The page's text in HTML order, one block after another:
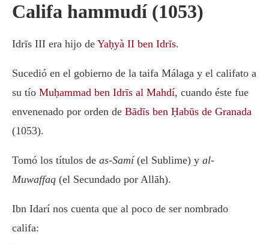
Califa hammudí (1053)
Idrīs III era hijo de Yaḥyà II ben Idrīs.
Sucedió en el gobierno de la taifa Málaga y el califato a
su tío Muḥammad ben Idrīs al Mahdí, cuando éste fue
envenenado por orden de Bādīs ben Ḥabūs de Granada
(1053).
Tomó los títulos de as-Samí(el Sublime) y al-
Muwaffaq (el Secundado por Allāh).
Ibn Idarí nos cuenta que al poco de ser nombrado
califa: